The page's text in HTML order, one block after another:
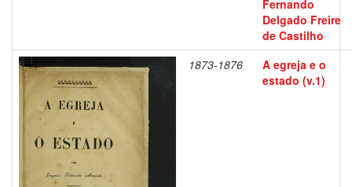
Fernando
Delgado Freire
de Castilho
1873-1876
A egreja e o
estado (v.1)